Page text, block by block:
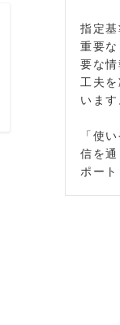
指定
重要
要な
工夫
います
「使
信を
ポート